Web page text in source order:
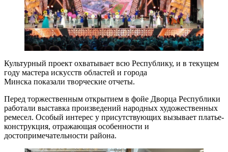
Культурный проект охватывает всю Республику, и в текущем
году мастера искусств областей и города
Минска показали творческие отчеты.
Перед торжественным открытием в фойе Дворца Республики
работали выставка произведений народных художественных
ремесел. Особый интерес у присутствующих вызывает платье-
конструкция, отражающая особенности и
достопримечательности района.